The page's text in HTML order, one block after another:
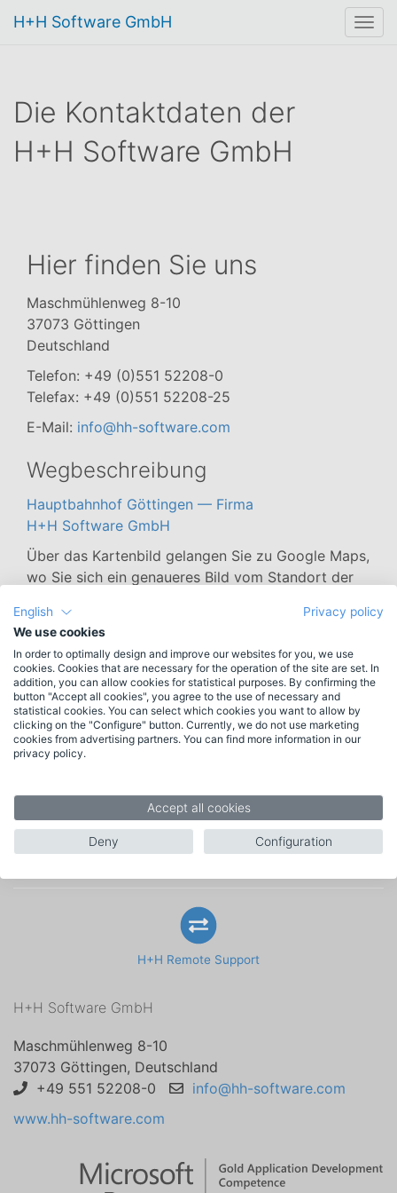
H+H Software GmbH
Die Kontaktdaten der
H+H Software GmbH
Hier finden Sie uns
Maschmühlenweg 8-10
37073 Göttingen
Deutschland
Telefon: +49 (0)551 52208-0
Telefax: +49 (0)551 52208-25
E-Mail: info@hh-software.com
Wegbeschreibung
Hauptbahnhof Göttingen — Firma
H+H Software GmbH
Über das Kartenbild gelangen Sie zu Google Maps,
wo Sie sich ein genaueres Bild vom Standort der
Sie haben Vorschläge für Verbesserungen, Kritik
oder Lob?
Die Adresse info@hh-software.com
H+H Remote Support
H+H Software GmbH
Maschmühlenweg 8-10
37073 Göttingen, Deutschland
+49 551 52208-0
info@hh-software.com
www.hh-software.com
English
Privacy policy
We use cookies
In order to optimally design and improve our websites for you, we use
cookies. Cookies that are necessary for the operation of the site are set. In
addition, you can allow cookies for statistical purposes. By confirming the
button "Accept all cookies", you agree to the use of necessary and
statistical cookies. You can select which cookies you want to allow by
clicking on the "Configure" button. Currently, we do not use marketing
cookies from advertising partners. You can find more information in our
privacy policy.
Accept all cookies
Deny Configuration